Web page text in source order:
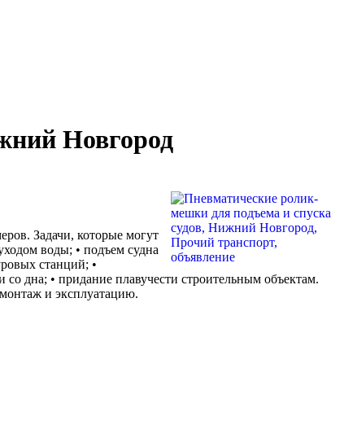
Новгород
Задачи, которые могут
воды; • подъем судна
станций; •
дна; • придание плавучести строительным объектам.
и эксплуатацию.